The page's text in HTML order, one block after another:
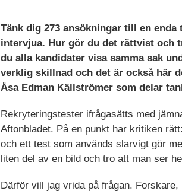
Tänk dig 273 ansökningar till en
intervjua. Hur gör du det rättvist och
du alla kandidater visa samma sak
verklig skillnad och det är också här
Åsa Edman Källströmer som delar
Rekryteringstester ifrågasätts med
Aftonbladet. På en punkt har kritiken
och ett test som används slarvigt gör
liten del av en bild och tro att man ser
Därför vill jag vrida på frågan.